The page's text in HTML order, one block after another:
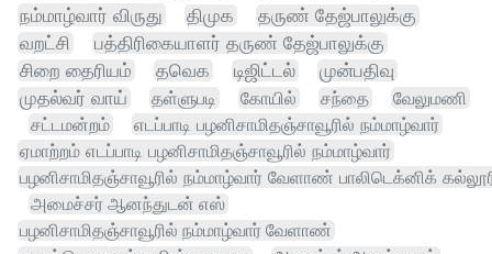
நம்மாழ்வார் விருது
திமுக
தருண் தேஜ்பாலுக்கு
வறட்சி
பத்திரிகையாளர் தருண் தேஜ்பாலுக்கு
சிறை தைரியம்
தவெக டிஜிட்டல்
முன்பதிவு
முதல்வர் வாய்
தள்ளுபடி கோயில் சந்தை
வேலுமணி
சட்டமன்றம்
எடப்பாடி பழனிசாமிதஞ்சாவூரில் நம்மாழ்வார்
ஏமாற்றம் எடப்பாடி பழனிசாமிதஞ்சாவூரில் நம்மாழ்வார்
பழனிசாமிதஞ்சாவூரில் நம்மாழ்வார் வேளாண் பாலிடெக்னிக்
அமைச்சர் ஆனந்துடன் எஸ்
பழனிசாமிதஞ்சாவூரில் நம்மாழ்வார் வேளாண்